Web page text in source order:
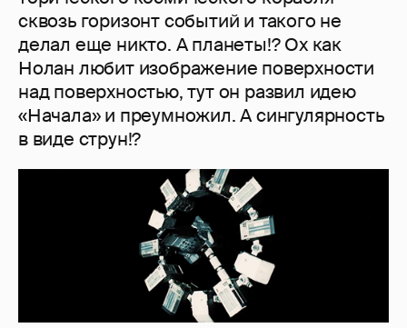
сквозь горизонт событий и такого не
делал еще никто. А планеты!? Ох как
Нолан любит изображение поверхности
над поверхностью, тут он развил идею
«Начала» и преумножил. А сингулярность
в виде струн!?